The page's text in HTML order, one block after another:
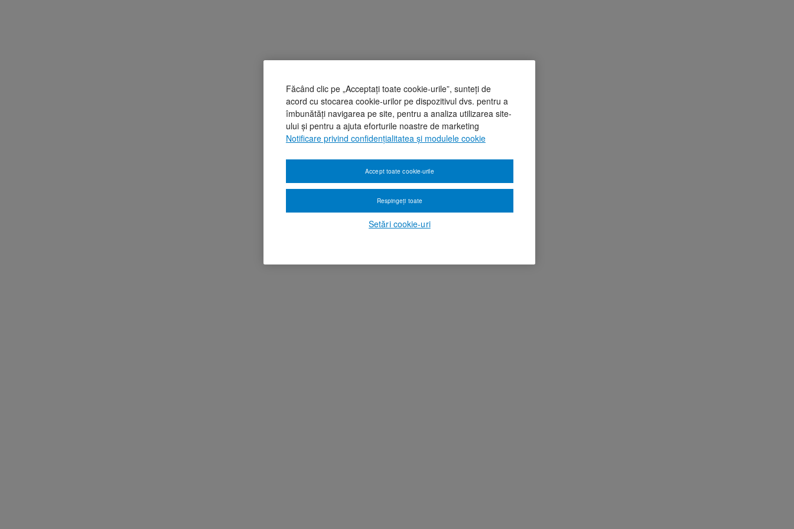
Făcând clic pe „Acceptați toate cookie-urile”, sunteți de
acord cu stocarea cookie-urilor pe dispozitivul dvs. pentru a
îmbunătăți navigarea pe site, pentru a analiza utilizarea site-
ului și pentru a ajuta eforturile noastre de marketing
Notificare privind confidențialitatea și modulele cookie
Setări cookie-uri
Respingeți toate
Accept toate cookie-urile